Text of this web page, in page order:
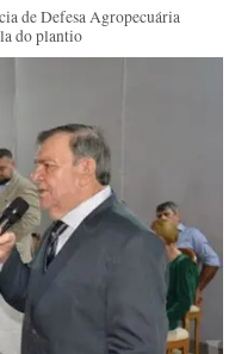
de Defesa Agropecuária
do plantio